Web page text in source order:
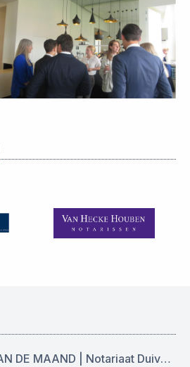
SPONSOR VAN DE MAAND | Notariaat Duiven Westervoort